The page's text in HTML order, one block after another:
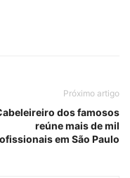
Próximo artigo
dos famosos
reúne mais de mil
em São Paulo